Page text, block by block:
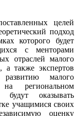
целей
подход
которого будет
с менторами
отраслей малого
а также экспертов
малого
региональном
оказывать
учащимися своих
оценку